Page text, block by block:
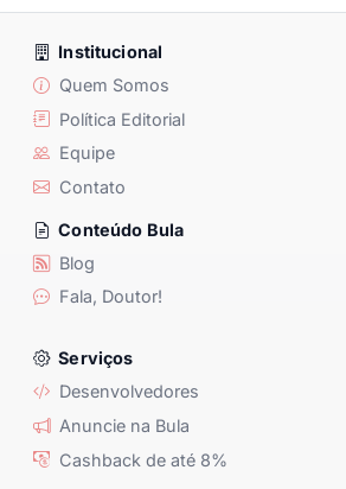
Institucional
Quem Somos
Política Editorial
Equipe
Contato
Conteúdo Bula
Blog
Fala, Doutor!
Serviços
Desenvolvedores
Anuncie na Bula
Cashback de até 8%